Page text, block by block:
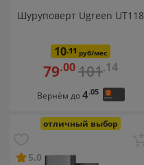
Шуруповерт Ugreen UT118
10.11 руб/мес
79.00101.14
Вернём до4.05
отличный выбор
5.0